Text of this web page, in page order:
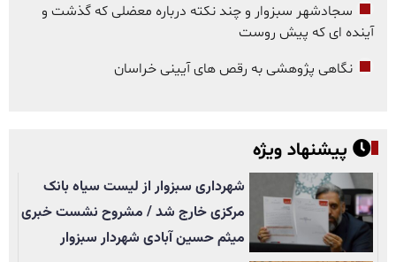
سجادشهر سبزوار و چند نکته درباره معضلی که گذشت و
آینده ای که پیش روست
نگاهی پژوهشی به رقص های آیینی خراسان
پیشنهاد ویژه
شهرداری سبزوار از لیست سیاه بانک
مرکزی خارج شد / مشروح نشست خبری
میثم حسین آبادی شهردار سبزوار